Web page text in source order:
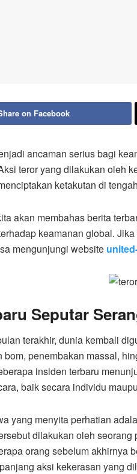
on Facebook
ancaman serius bagi
teror yang dilakukan oleh
ketakutan di
akan membahas berita
keamanan global.
mengunjungi website
Seputar
terakhir, dunia kembali
bom, penembakan massal,
insiden terbaru
baik secara individu
yang menyita perhatian
dilakukan oleh
orang sebelum akhirnya
aksi kekerasan yang